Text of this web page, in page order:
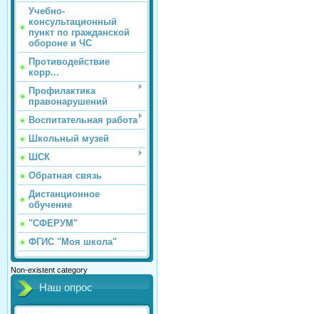
Учебно-
консультационный
пункт по гражданской
обороне и ЧС
Противодействие
корр...
Профилактика
правонарушений
Воспитательная работа
Школьный музей
ШСК
Обратная связь
Дистанционное
обучение
"СФЕРУМ"
ФГИС "Моя школа"
Non-existent category
Наш опрос